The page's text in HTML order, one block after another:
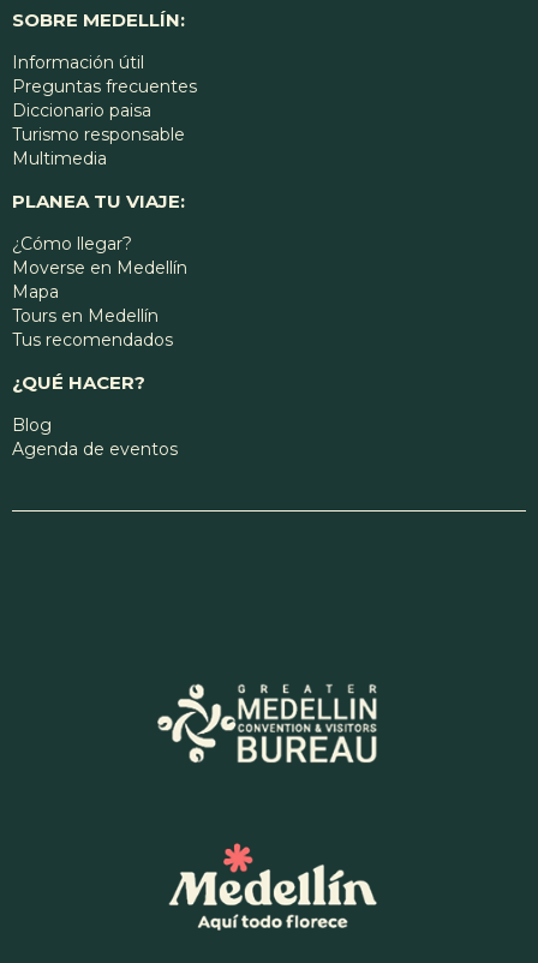
SOBRE MEDELLÍN:
Información útil
Preguntas frecuentes
Diccionario paisa
Turismo responsable
Multimedia
PLANEA TU VIAJE:
¿Cómo llegar?
Moverse en Medellín
Mapa
Tours en Medellín
Tus recomendados
¿QUÉ HACER?
Blog
Agenda de eventos